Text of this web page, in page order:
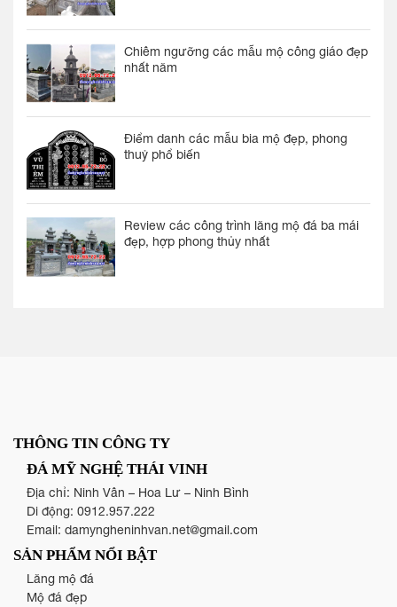
Chiêm ngưỡng các mẫu mộ công giáo đẹp
nhất năm
Điểm danh các mẫu bia mộ đẹp, phong
thuỷ phổ biến
Review các công trình lăng mộ đá ba mái
đẹp, hợp phong thủy nhất
THÔNG TIN CÔNG TY
ĐÁ MỸ NGHỆ THÁI VINH
Địa chỉ: Ninh Vân – Hoa Lư – Ninh Bình
Di động: 0912.957.222
Email: damyngheninhvan.net@gmail.com
SẢN PHẨM NỔI BẬT
Lăng mộ đá
Mộ đá đẹp